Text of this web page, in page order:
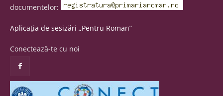
documentelor:
Aplicația de sesizări „Pentru Roman”
Conectează-te cu noi